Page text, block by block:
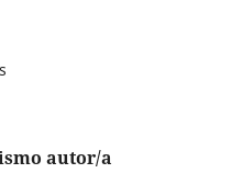
autor/a